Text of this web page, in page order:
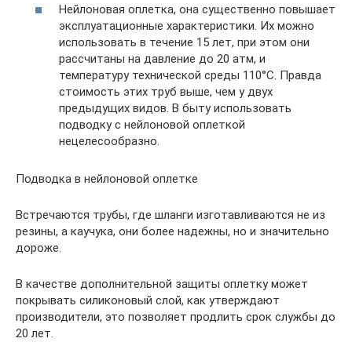
Нейлоновая оплетка, она существенно повышает
эксплуатационные характеристики. Их можно
использовать в течение 15 лет, при этом они
рассчитаны на давление до 20 атм, и
температуру технической среды 110°С. Правда
стоимость этих труб выше, чем у двух
предыдущих видов. В быту использовать
подводку с нейлоновой оплеткой
нецелесообразно.
Подводка в нейлоновой оплетке
Встречаются трубы, где шланги изготавливаются не из
резины, а каучука, они более надежны, но и значительно
дороже.
В качестве дополнительной защиты оплетку может
покрывать силиконовый слой, как утверждают
производители, это позволяет продлить срок службы до
20 лет.